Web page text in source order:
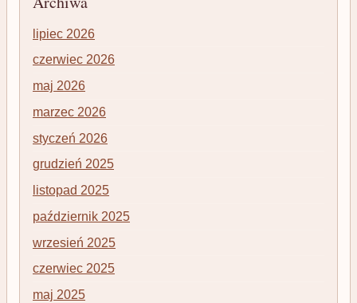
lipiec 2026
czerwiec 2026
maj 2026
marzec 2026
styczeń 2026
grudzień 2025
listopad 2025
październik 2025
wrzesień 2025
czerwiec 2025
maj 2025